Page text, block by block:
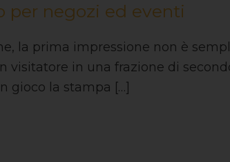
per negozi ed eventi
la prima impressione non è
visitatore in una frazione di
gioco la stampa […]